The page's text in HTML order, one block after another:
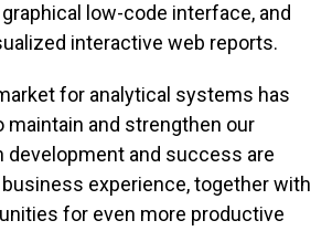
low-code interface, and
interactive web reports.
for analytical systems has
and strengthen our
and success are
experience, together with
for even more productive